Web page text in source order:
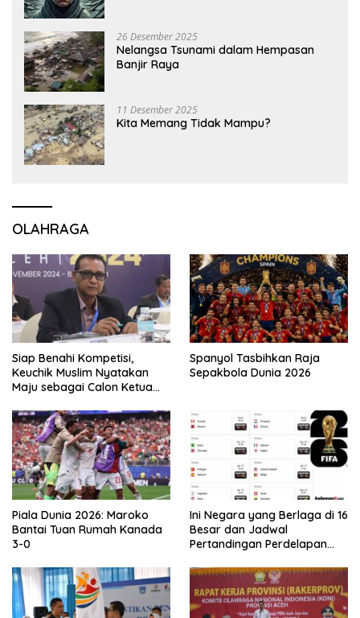
26 Desember 2025
Nelangsa Tsunami dalam Hempasan
Banjir Raya
11 Desember 2025
Kita Memang Tidak Mampu?
OLAHRAGA
Siap Benahi Kompetisi,
Keuchik Muslim Nyatakan
Maju sebagai Calon Ketua
Spanyol Tasbihkan Raja
Sepakbola Dunia 2026
Piala Dunia 2026: Maroko
Bantai Tuan Rumah Kanada
3-0
Ini Negara yang Berlaga di 16
Besar dan Jadwal
Pertandingan Perdelapan